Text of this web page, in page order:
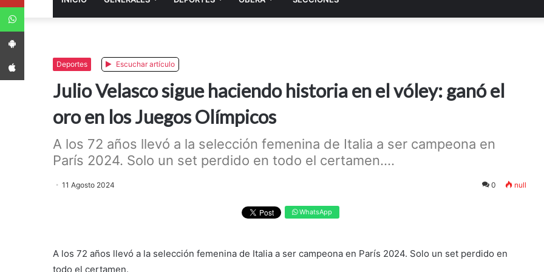
Deportes Escuchar artículo
Julio Velasco sigue haciendo historia en el vóley: ganó el
oro en los Juegos Olímpicos
A los 72 años llevó a la selección femenina de Italia a ser campeona en
París 2024. Solo un set perdido en todo el certamen....
11 Agosto 2024 0 null
WhatsApp
A los 72 años llevó a la selección femenina de Italia a ser campeona en París 2024. Solo un set perdido en
todo el certamen.